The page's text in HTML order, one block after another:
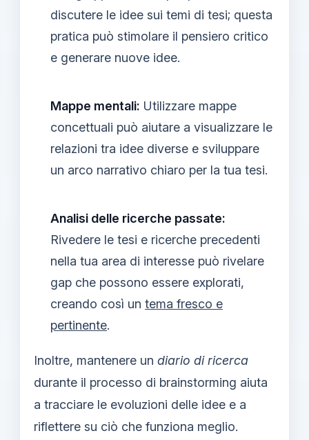
discutere le idee sui temi di tesi; questa
pratica può stimolare il pensiero critico
e generare nuove idee.
Mappe mentali: Utilizzare mappe
concettuali può aiutare a visualizzare le
relazioni tra idee diverse e sviluppare
un arco narrativo chiaro per la tua tesi.
Analisi delle ricerche passate:
Rivedere le tesi e ricerche precedenti
nella tua area di interesse può rivelare
gap che possono essere explorati,
creando così un tema fresco e
pertinente.
Inoltre, mantenere un diario di ricerca
durante il processo di brainstorming aiuta
a tracciare le evoluzioni delle idee e a
riflettere su ciò che funziona meglio.